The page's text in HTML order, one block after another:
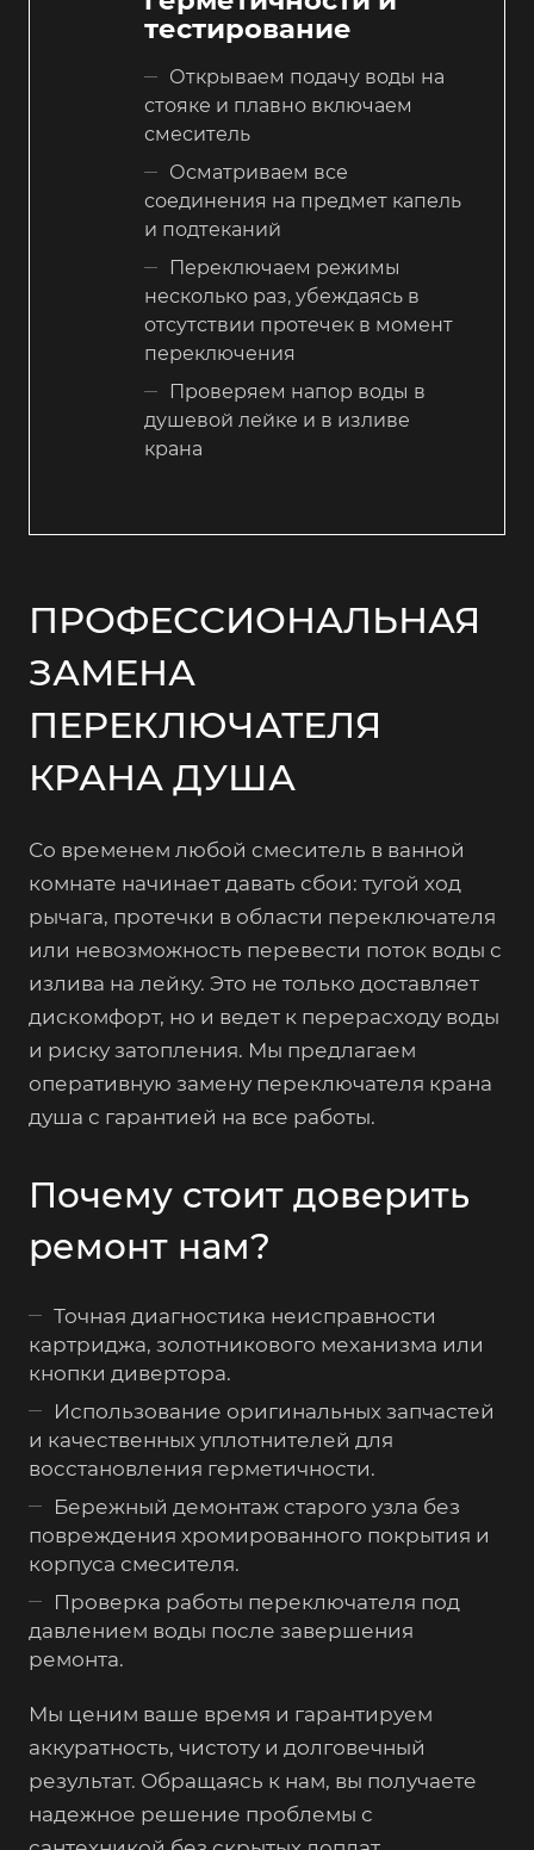
тестирование
Открываем подачу воды на
стояке и плавно включаем
смеситель
Осматриваем все
соединения на предмет капель
и подтеканий
Переключаем режимы
несколько раз, убеждаясь в
отсутствии протечек в момент
переключения
Проверяем напор воды в
душевой лейке и в изливе
крана
ПРОФЕССИОНАЛЬНАЯ
ЗАМЕНА
ПЕРЕКЛЮЧАТЕЛЯ
КРАНА ДУША
Со временем любой смеситель в ванной
комнате начинает давать сбои: тугой ход
рычага, протечки в области переключателя
или невозможность перевести поток воды с
излива на лейку. Это не только доставляет
дискомфорт, но и ведет к перерасходу воды
и риску затопления. Мы предлагаем
оперативную замену переключателя крана
душа с гарантией на все работы.
Почему стоит доверить
ремонт нам?
Точная диагностика неисправности
картриджа, золотникового механизма или
кнопки дивертора.
Использование оригинальных запчастей
и качественных уплотнителей для
восстановления герметичности.
Бережный демонтаж старого узла без
повреждения хромированного покрытия и
корпуса смесителя.
Проверка работы переключателя под
давлением воды после завершения
ремонта.
Мы ценим ваше время и гарантируем
аккуратность, чистоту и долговечный
результат. Обращаясь к нам, вы получаете
надежное решение проблемы с